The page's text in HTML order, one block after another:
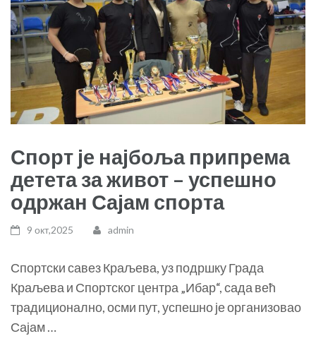
Спорт је најбоља припрема
детета за живот – успешно
одржан Сајам спорта
9 окт,2025 admin
Спортски савез Краљева, уз подршку Града
Краљева и Спортског центра „Ибар“, сада већ
традиционално, осми пут, успешно је организовао
Сајам …